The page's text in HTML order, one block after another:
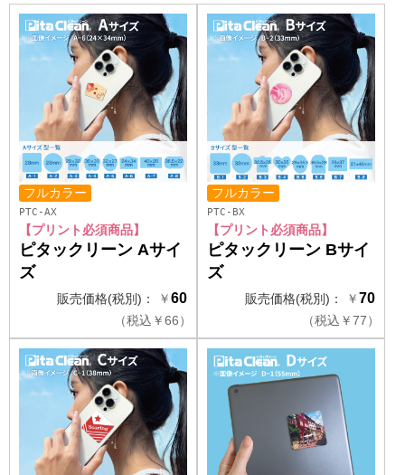
フルカラー
PTC-AX
【プリント必須商品】
ピタックリーン Aサイ
ズ
販売価格(税別)： ￥60
（税込 ￥66）
フルカラー
PTC-BX
【プリント必須商品】
ピタックリーン Bサイ
ズ
販売価格(税別)： ￥70
（税込 ￥77）